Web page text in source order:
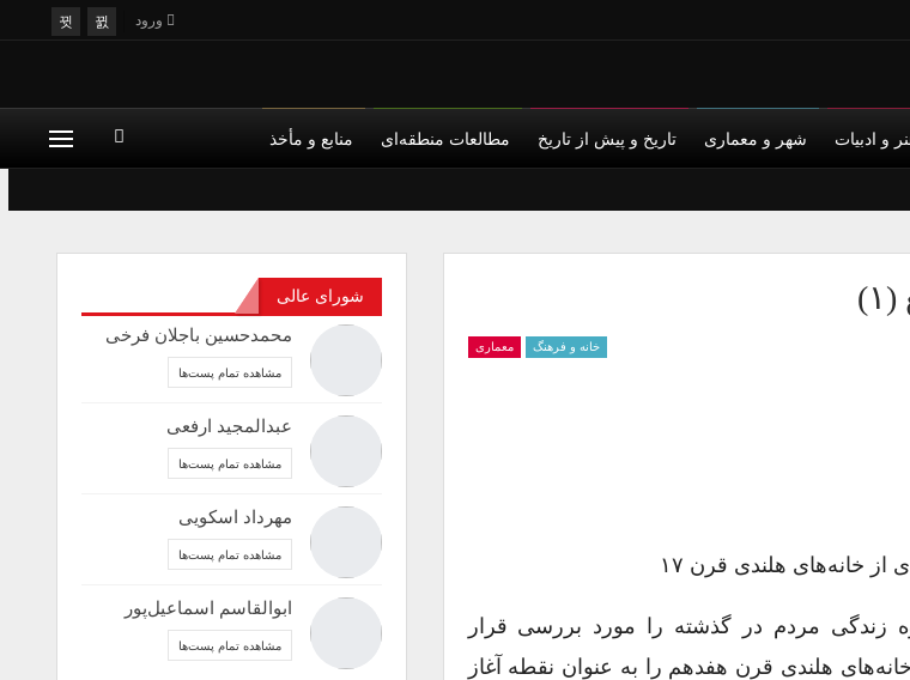
ورود
و ادبیات شهر و معماری تاریخ و پیش از تاریخ مطالعات منطقه‌ای منابع و مأخذ
خانه و فرهنگ معماری
زندگی مردم در گذشته را مورد بررسی قرار
هلندی قرن هفدهم را به عنوان نقطه آغاز
شورای عالی
محمدحسین باجلان فرخی
مشاهده تمام پست‌ها
عبدالمجید ارفعی
مشاهده تمام پست‌ها
مهرداد اسکویی
مشاهده تمام پست‌ها
ابوالقاسم اسماعیل‌پور
مشاهده تمام پست‌ها